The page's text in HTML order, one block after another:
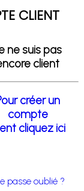
CLIENT
ne suis pas
client
créer un
compte
cliquez ici
passe oublié ?